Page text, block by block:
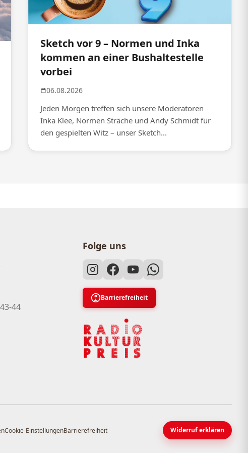
Sketch vor 9 – Normen und Inka
kommen an einer Bushaltestelle
vorbei
06.08.2026
Jeden Morgen treffen sich unsere Moderatoren
Inka Klee, Normen Sträche und Andy Schmidt für
den gespielten Witz – unser Sketch...
44
Folge uns
Barrierefreiheit
Cookie-EinstellungenBarrierefreiheit Widerruf erklären